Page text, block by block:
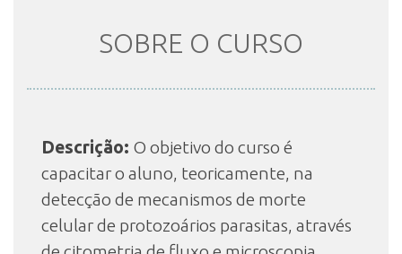
DOCENTES
CONTATO
SOBRE O CURSO
Descrição: O objetivo do curso é
capacitar o aluno, teoricamente, na
detecção de mecanismos de morte
celular de protozoários parasitas, através